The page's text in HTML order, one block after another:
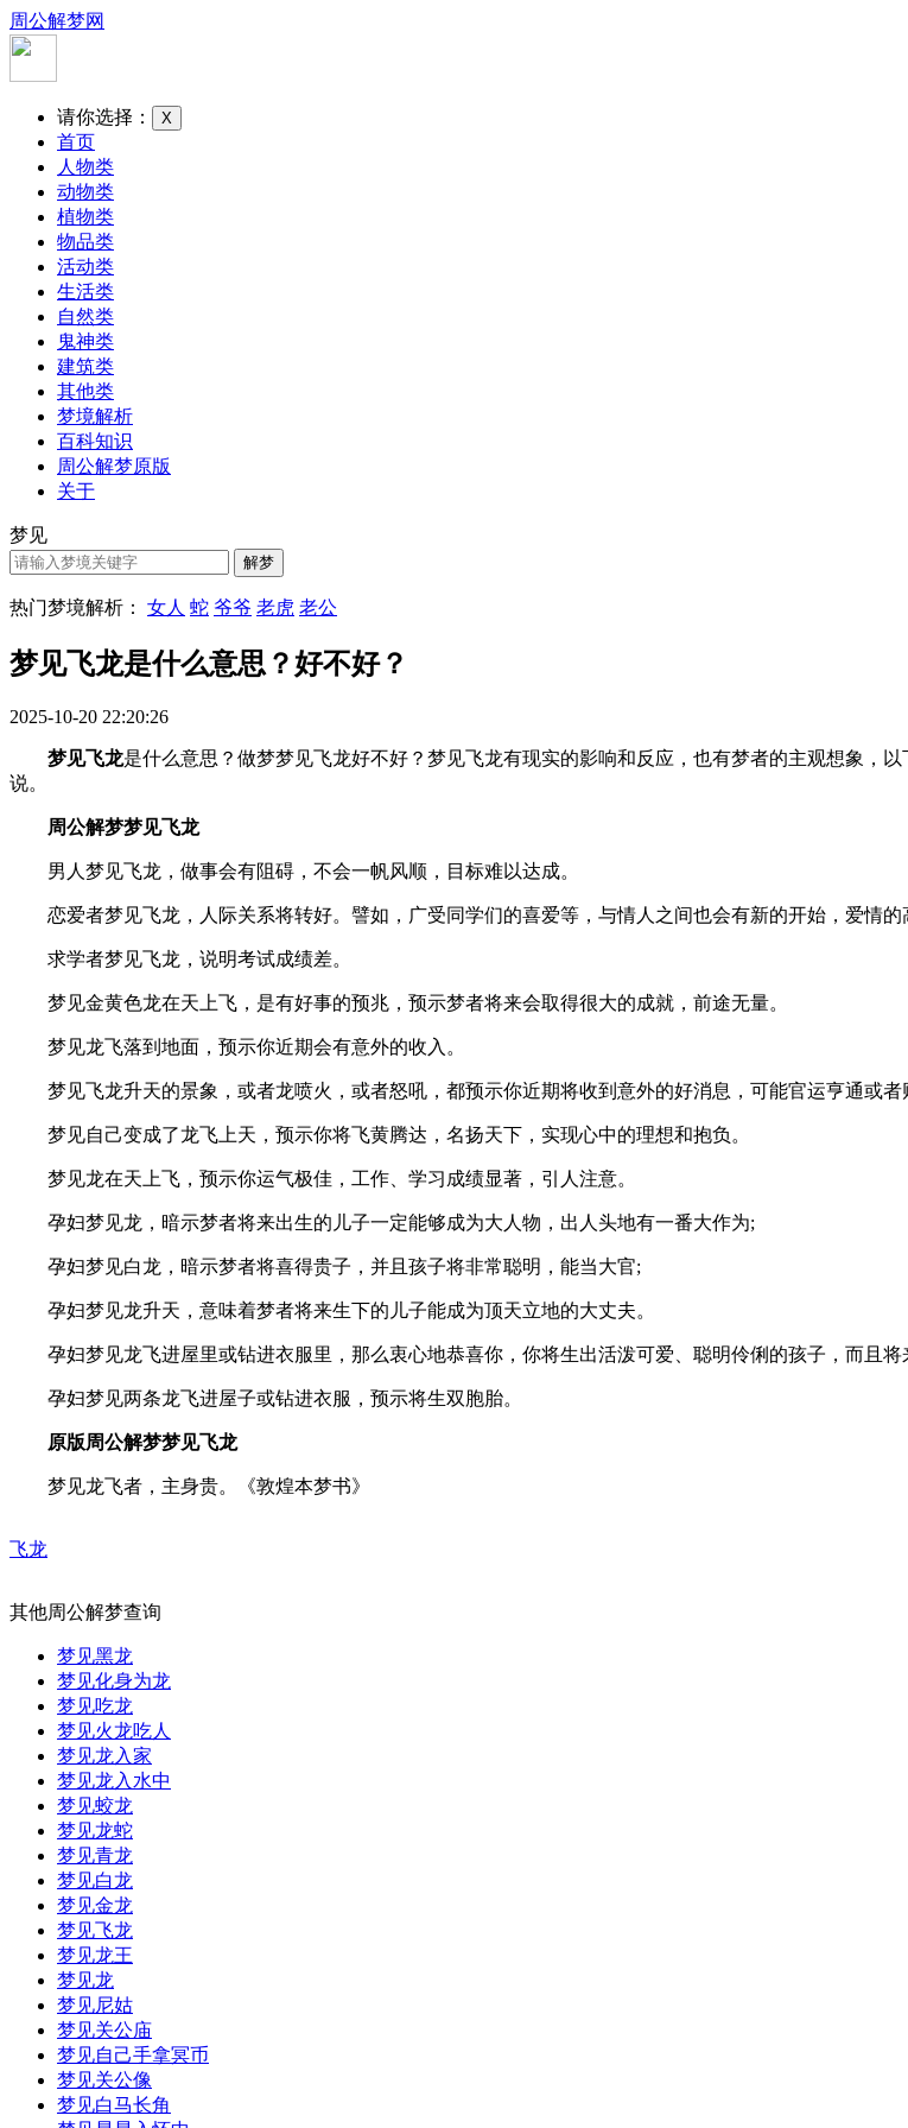
周公解梦网
请你选择： X
首页
人物类
动物类
植物类
物品类
活动类
生活类
自然类
鬼神类
建筑类
其他类
梦境解析
百科知识
周公解梦原版
关于
梦见
热门梦境解析： 女人 蛇 爷爷 老虎 老公
梦见飞龙是什么意思？好不好？
2025-10-20 22:20:26
梦见飞龙是什么意思？做梦梦见飞龙好不好？梦见飞龙有现实的影响和反应，也有梦者的主观想象，
说。
周公解梦梦见飞龙
男人梦见飞龙，做事会有阻碍，不会一帆风顺，目标难以达成。
恋爱者梦见飞龙，人际关系将转好。譬如，广受同学们的喜爱等，与情人之间也会有新的开始，爱情的
求学者梦见飞龙，说明考试成绩差。
梦见金黄色龙在天上飞，是有好事的预兆，预示梦者将来会取得很大的成就，前途无量。
梦见龙飞落到地面，预示你近期会有意外的收入。
梦见飞龙升天的景象，或者龙喷火，或者怒吼，都预示你近期将收到意外的好消息，可能官运亨通或者
梦见自己变成了龙飞上天，预示你将飞黄腾达，名扬天下，实现心中的理想和抱负。
梦见龙在天上飞，预示你运气极佳，工作、学习成绩显著，引人注意。
孕妇梦见龙，暗示梦者将来出生的儿子一定能够成为大人物，出人头地有一番大作为;
孕妇梦见白龙，暗示梦者将喜得贵子，并且孩子将非常聪明，能当大官;
孕妇梦见龙升天，意味着梦者将来生下的儿子能成为顶天立地的大丈夫。
孕妇梦见龙飞进屋里或钻进衣服里，那么衷心地恭喜你，你将生出活泼可爱、聪明伶俐的孩子，而且将
孕妇梦见两条龙飞进屋子或钻进衣服，预示将生双胞胎。
原版周公解梦梦见飞龙
梦见龙飞者，主身贵。《敦煌本梦书》
飞龙
其他周公解梦查询
梦见黑龙
梦见化身为龙
梦见吃龙
梦见火龙吃人
梦见龙入家
梦见龙入水中
梦见蛟龙
梦见龙蛇
梦见青龙
梦见白龙
梦见金龙
梦见飞龙
梦见龙王
梦见龙
梦见尼姑
梦见关公庙
梦见自己手拿冥币
梦见关公像
梦见白马长角